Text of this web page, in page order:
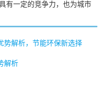
有一定的竞争力，也为城市
势解析，节能环保新选择
解析